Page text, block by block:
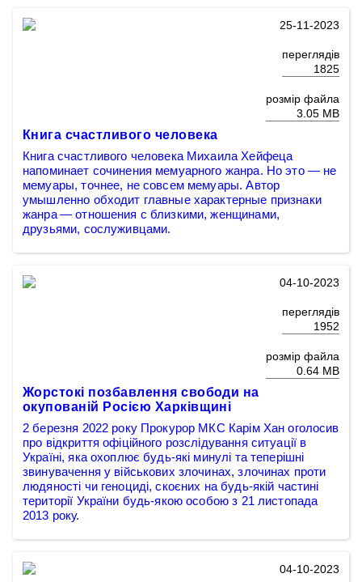
25-11-2023
переглядів
1825
розмір файла
3.05 MB
Книга счастливого человека
Книга счастливого человека Михаила Хейфеца
напоминает сочинения мемуарного жанра. Но это — не
мемуары, точнее, не совсем мемуары. Автор
умышленно обходит главные характерные признаки
жанра — отношения с близкими, женщинами,
друзьями, сослуживцами.
04-10-2023
переглядів
1952
розмір файла
0.64 MB
Жорстокі позбавлення свободи на
окупованій Росією Харківщині
2 березня 2022 року Прокурор МКС Карім Хан оголосив
про відкриття офіційного розслідування ситуації в
Україні, яка охоплює будь-які минулі та теперішні
звинувачення у військових злочинах, злочинах проти
людяності чи геноциді, скоєних на будь-якій частині
території України будь-якою особою з 21 листопада
2013 року.
04-10-2023